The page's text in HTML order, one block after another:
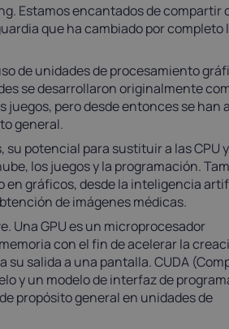
Estamos encantados de compartir
que ha cambiado por completo
de unidades de procesamiento
se desarrollaron originalmente
juegos, pero desde entonces se han
general.
potencial para sustituir a las CPU
los juegos y la programación.
en gráficos, desde la inteligencia
de imágenes médicas.
Una GPU es un microprocesador
con el fin de acelerar la
salida a una pantalla. CUDA
y un modelo de interfaz de
propósito general en unidades de